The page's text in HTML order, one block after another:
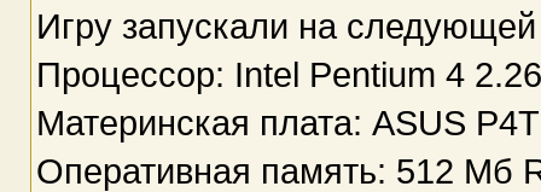
Игру запускали на
Процессор: Intel Pentium 4
Материнская плата: ASUS
Оперативная память: 512 Мб